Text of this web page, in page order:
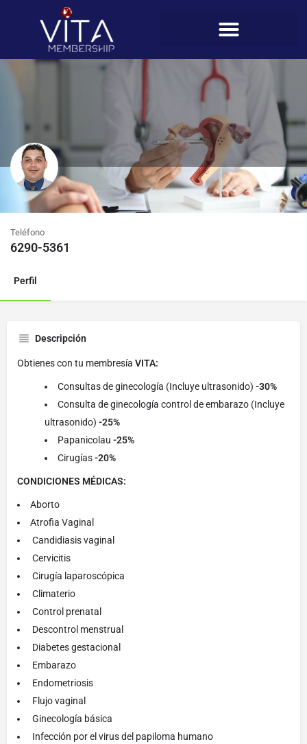
Roberto Lewis
Teléfono
6290-5361
Perfil
Descripción
Obtienes con tu membresía VITA:
Consultas de ginecología (Incluye ultrasonido) -30%
Consulta de ginecología control de embarazo (Incluye
ultrasonido) -25%
Papanicolau -25%
Cirugías-20%
CONDICIONES MÉDICAS:
Aborto
Atrofia Vaginal
Candidiasis vaginal
Cervicitis
Cirugía laparoscópica
Climaterio
Control prenatal
Descontrol menstrual
Diabetes gestacional
Embarazo
Endometriosis
Flujo vaginal
Ginecología básica
Infección por el virus del papiloma humano